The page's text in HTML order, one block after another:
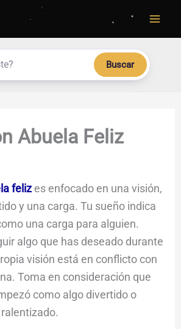
Buscar
Abuela Feliz
felizes enfocado en una visión,
y una carga. Tu sueño indica
una carga para alguien.
algo que has deseado durante
visión está en conflicto con
Toma en consideración que
como algo divertido o